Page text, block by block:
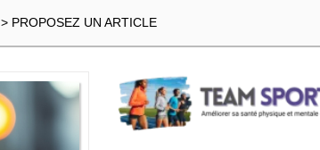
> PROPOSEZ UN ARTICLE